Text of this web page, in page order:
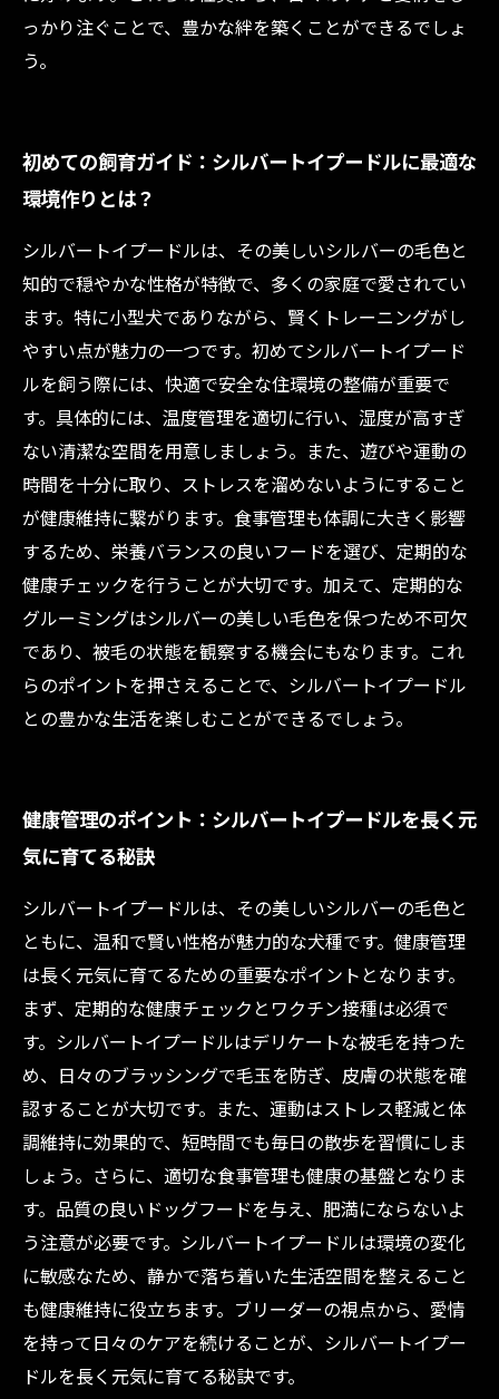
っかり注ぐことで、豊かな絆を築くことができるでしょ
う。
初めての飼育ガイド：シルバートイプードルに最適な
環境作りとは？
シルバートイプードルは、その美しいシルバーの毛色と
知的で穏やかな性格が特徴で、多くの家庭で愛されてい
ます。特に小型犬でありながら、賢くトレーニングがし
やすい点が魅力の一つです。初めてシルバートイプード
ルを飼う際には、快適で安全な住環境の整備が重要で
す。具体的には、温度管理を適切に行い、湿度が高すぎ
ない清潔な空間を用意しましょう。また、遊びや運動の
時間を十分に取り、ストレスを溜めないようにすること
が健康維持に繋がります。食事管理も体調に大きく影響
するため、栄養バランスの良いフードを選び、定期的な
健康チェックを行うことが大切です。加えて、定期的な
グルーミングはシルバーの美しい毛色を保つため不可欠
であり、被毛の状態を観察する機会にもなります。これ
らのポイントを押さえることで、シルバートイプードル
との豊かな生活を楽しむことができるでしょう。
健康管理のポイント：シルバートイプードルを長く元
気に育てる秘訣
シルバートイプードルは、その美しいシルバーの毛色と
ともに、温和で賢い性格が魅力的な犬種です。健康管理
は長く元気に育てるための重要なポイントとなります。
まず、定期的な健康チェックとワクチン接種は必須で
す。シルバートイプードルはデリケートな被毛を持つた
め、日々のブラッシングで毛玉を防ぎ、皮膚の状態を確
認することが大切です。また、運動はストレス軽減と体
調維持に効果的で、短時間でも毎日の散歩を習慣にしま
しょう。さらに、適切な食事管理も健康の基盤となりま
す。品質の良いドッグフードを与え、肥満にならないよ
う注意が必要です。シルバートイプードルは環境の変化
に敏感なため、静かで落ち着いた生活空間を整えること
も健康維持に役立ちます。ブリーダーの視点から、愛情
を持って日々のケアを続けることが、シルバートイプー
ドルを長く元気に育てる秘訣です。